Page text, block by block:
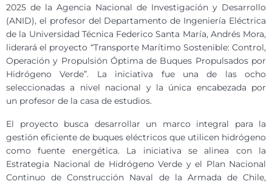
2025 de la Agencia Nacional de Investigación y Desarrollo
(ANID), el profesor del Departamento de Ingeniería Eléctrica
de la Universidad Técnica Federico Santa María, Andrés Mora,
liderará el proyecto “Transporte Marítimo Sostenible: Control,
Operación y Propulsión Óptima de Buques Propulsados por
Hidrógeno Verde”. La iniciativa fue una de las ocho
seleccionadas a nivel nacional y la única encabezada por
un profesor de la casa de estudios.
El proyecto busca desarrollar un marco integral para la
gestión eficiente de buques eléctricos que utilicen hidrógeno
como fuente energética. La iniciativa se alinea con la
Estrategia Nacional de Hidrógeno Verde y el Plan Nacional
Continuo de Construcción Naval de la Armada de Chile,